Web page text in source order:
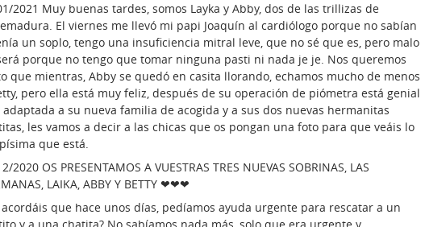
2021 Muy buenas tardes, somos Layka y Abby, dos de las trillizas de
El viernes me llevó mi papi Joaquín al cardiólogo porque no sabían
un soplo, tengo una insuficiencia mitral leve, que no sé que es, pero malo
porque no tengo que tomar ninguna pasti ni nada je je. Nos queremos
que mientras, Abby se quedó en casita llorando, echamos mucho de menos
pero ella está muy feliz, después de su operación de piómetra está genial
adaptada a su nueva familia de acogida y a sus dos nuevas hermanitas
les vamos a decir a las chicas que os pongan una foto para que veáis lo
que está.
2020 OS PRESENTAMOS A VUESTRAS TRES NUEVAS SOBRINAS, LAS
LAIKA, ABBY Y BETTY ❤❤❤
acordáis que hace unos días, pedíamos ayuda urgente para rescatar a un